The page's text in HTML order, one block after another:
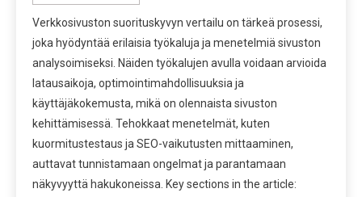
Verkkosivuston suorituskyvyn vertailu on tärkeä prosessi,
joka hyödyntää erilaisia työkaluja ja menetelmiä sivuston
analysoimiseksi. Näiden työkalujen avulla voidaan arvioida
latausaikoja, optimointimahdollisuuksia ja
käyttäjäkokemusta, mikä on olennaista sivuston
kehittämisessä. Tehokkaat menetelmät, kuten
kuormitustestaus ja SEO-vaikutusten mittaaminen,
auttavat tunnistamaan ongelmat ja parantamaan
näkyvyyttä hakukoneissa. Key sections in the article: